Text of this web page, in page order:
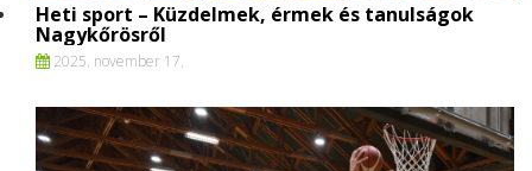
Heti sport – Küzdelmek, érmek és tanulságok
Nagykőrösről
2025. november 17.